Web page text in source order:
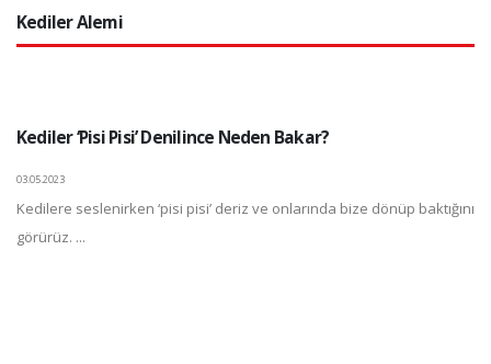
Kediler Alemi
Kediler ‘Pisi Pisi’ Denilince Neden Bakar?
03.05.2023
Kedilere seslenirken ‘pisi pisi’ deriz ve onlarında bize dönüp baktığını
görürüz. ...